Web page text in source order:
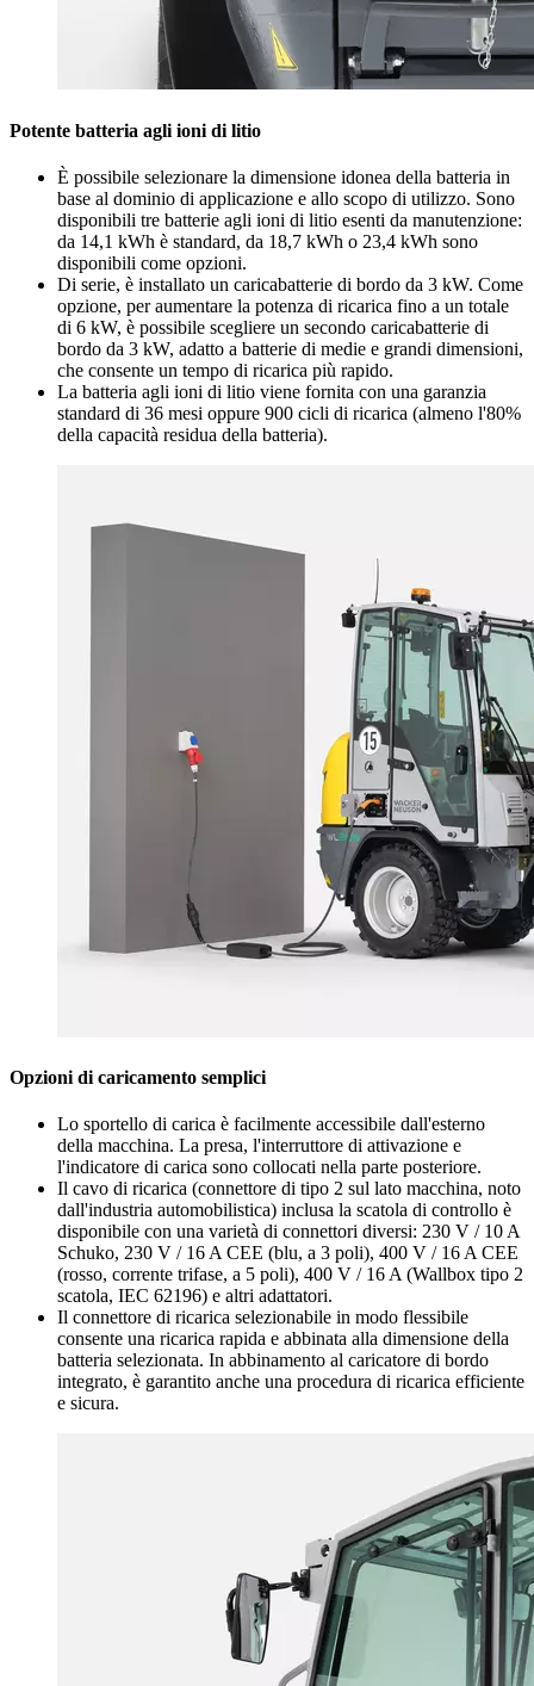
Potente batteria agli ioni di litio
È possibile selezionare la dimensione idonea della batteria in
base al dominio di applicazione e allo scopo di utilizzo. Sono
disponibili tre batterie agli ioni di litio esenti da manutenzione:
da 14,1 kWh è standard, da 18,7 kWh o 23,4 kWh sono
disponibili come opzioni.
Di serie, è installato un caricabatterie di bordo da 3 kW. Come
opzione, per aumentare la potenza di ricarica fino a un totale
di 6 kW, è possibile scegliere un secondo caricabatterie di
bordo da 3 kW, adatto a batterie di medie e grandi dimensioni,
che consente un tempo di ricarica più rapido.
La batteria agli ioni di litio viene fornita con una garanzia
standard di 36 mesi oppure 900 cicli di ricarica (almeno l'80%
della capacità residua della batteria).
Opzioni di caricamento semplici
Lo sportello di carica è facilmente accessibile dall'esterno
della macchina. La presa, l'interruttore di attivazione e
l'indicatore di carica sono collocati nella parte posteriore.
Il cavo di ricarica (connettore di tipo 2 sul lato macchina, noto
dall'industria automobilistica) inclusa la scatola di controllo è
disponibile con una varietà di connettori diversi: 230 V / 10 A
Schuko, 230 V / 16 A CEE (blu, a 3 poli), 400 V / 16 A CEE
(rosso, corrente trifase, a 5 poli), 400 V / 16 A (Wallbox tipo 2
scatola, IEC 62196) e altri adattatori.
Il connettore di ricarica selezionabile in modo flessibile
consente una ricarica rapida e abbinata alla dimensione della
batteria selezionata. In abbinamento al caricatore di bordo
integrato, è garantito anche una procedura di ricarica efficiente
e sicura.